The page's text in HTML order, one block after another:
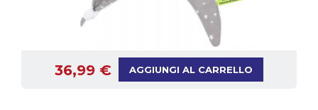
36,99 € AGGIUNGI AL CARRELLO